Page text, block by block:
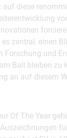
auf diese
zentral, einen
Forschung und
Ball bleiben zu
an auf diesem
Of The Year